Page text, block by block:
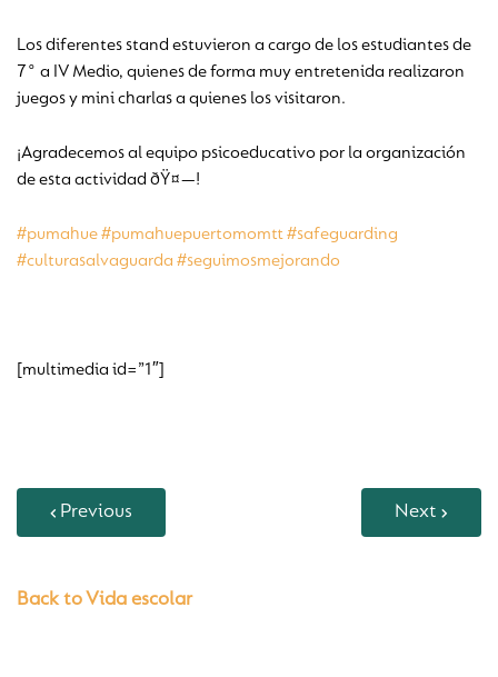
Los diferentes stand estuvieron a cargo de los estudiantes de
7° a IV Medio, quienes de forma muy entretenida realizaron
juegos y mini charlas a quienes los visitaron.
¡Agradecemos al equipo psicoeducativo por la organización
de esta actividad ðŸ¤—!
#pumahue#pumahuepuertomomtt#safeguarding
#culturasalvaguarda #seguimosmejorando
[multimedia id=”1″]
Previous Next
Back to Vida escolar